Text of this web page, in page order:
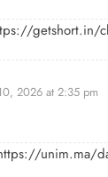
getshort.in/
2026 at 2:35 pm
unim.ma/